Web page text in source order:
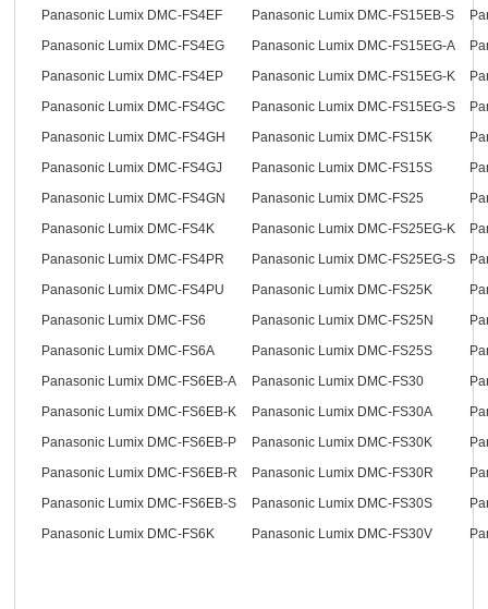
Panasonic Lumix DMC-FS4EF
Panasonic Lumix DMC-FS15EB-S
Panasonic Lumix DMC-FS4EG
Panasonic Lumix DMC-FS15EG-A
Panasonic Lumix DMC-FS4EP
Panasonic Lumix DMC-FS15EG-K
Panasonic Lumix DMC-FS4GC
Panasonic Lumix DMC-FS15EG-S
Panasonic Lumix DMC-FS4GH
Panasonic Lumix DMC-FS15K
Panasonic Lumix DMC-FS4GJ
Panasonic Lumix DMC-FS15S
Panasonic Lumix DMC-FS4GN
Panasonic Lumix DMC-FS25
Panasonic Lumix DMC-FS4K
Panasonic Lumix DMC-FS25EG-K
Panasonic Lumix DMC-FS4PR
Panasonic Lumix DMC-FS25EG-S
Panasonic Lumix DMC-FS4PU
Panasonic Lumix DMC-FS25K
Panasonic Lumix DMC-FS6
Panasonic Lumix DMC-FS25N
Panasonic Lumix DMC-FS6A
Panasonic Lumix DMC-FS25S
Panasonic Lumix DMC-FS6EB-A
Panasonic Lumix DMC-FS30
Panasonic Lumix DMC-FS6EB-K
Panasonic Lumix DMC-FS30A
Panasonic Lumix DMC-FS6EB-P
Panasonic Lumix DMC-FS30K
Panasonic Lumix DMC-FS6EB-R
Panasonic Lumix DMC-FS30R
Panasonic Lumix DMC-FS6EB-S
Panasonic Lumix DMC-FS30S
Panasonic Lumix DMC-FS6K
Panasonic Lumix DMC-FS30V